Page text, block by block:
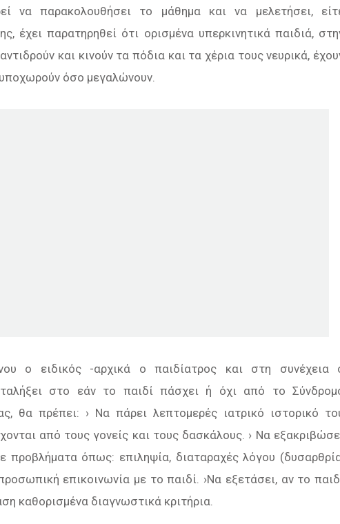
να παρακολουθήσει το μάθηµα και να μελετήσει,
έχει παρατηρηθεί ότι ορισµένα υπερκινητικά παιδιά,
και κινούν τα πόδια και τα χέρια τους νευρικά,
όσο μεγαλώνουν.
ο ειδικός -αρχικά ο παιδίατρος και στη συνέχεια
στο εάν το παιδί πάσχει ή όχι από το
θα πρέπει: › Να πάρει λεπτοµερές ιατρικό ιστορικό
από τους γονείς και τους δασκάλους. › Να
προβλήµατα όπως: επιληψία, διαταραχές λόγου
επικoινωνία µε τo παιδί. ›Να εξετάσει, αν το
καθορισµένα διαγνωστικά κριτήρια.